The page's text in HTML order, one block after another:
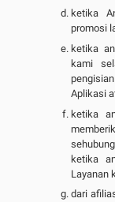
ketika
promosi
ketika
kami
Aplikasi
ketika
ketika
Layanan
dari